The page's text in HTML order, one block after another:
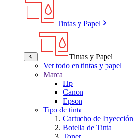
Tintas y Papel
Tintas y Papel
Ver todo en tintas y papel
Marca
Hp
Canon
Epson
Tipo de tinta
Cartucho de Inyección
Botella de Tinta
Toner